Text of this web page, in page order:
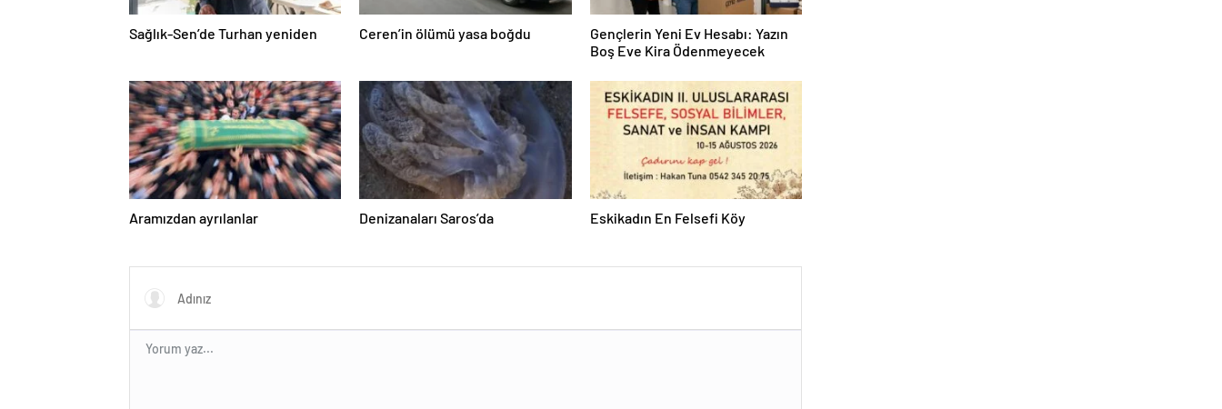
Sağlık-Sen’de Turhan yeniden Ceren’in ölümü yasa boğdu
Gençlerin Yeni Ev Hesabı: Yazın
Boş Eve Kira Ödenmeyecek
Aramızdan ayrılanlar Denizanaları Saros’da Eskikadın En Felsefi Köy